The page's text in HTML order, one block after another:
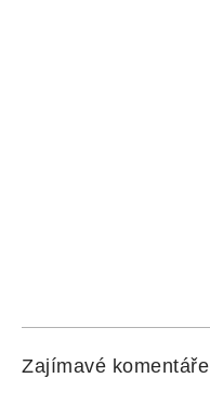
Zajímavé komentáře